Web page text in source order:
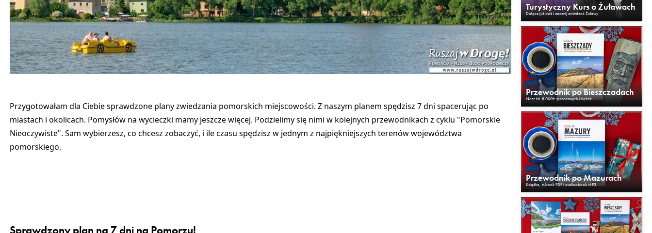
Przygotowałam dla Ciebie sprawdzone plany zwiedzania pomorskich miejscowości. Z naszym planem spędzisz 7 dni spacerując po
miastach i okolicach. Pomysłów na wycieczki mamy jeszcze więcej. Podzielimy się nimi w kolejnych przewodnikach z cyklu "Pomorskie
Nieoczywiste". Sam wybierzesz, co chcesz zobaczyć, i ile czasu spędzisz w jednym z najpiękniejszych terenów województwa
pomorskiego.
Turystyczny Kurs o Żuławach
Dołącz już dziś i zacznij zwiedzać Żuławy
Przewodnik po Bieszczadach
Nasz hit. 8.000+ sprzedanych książek!
Przewodnik po Mazurach
Książka, e-book PDF i audioobook MP3